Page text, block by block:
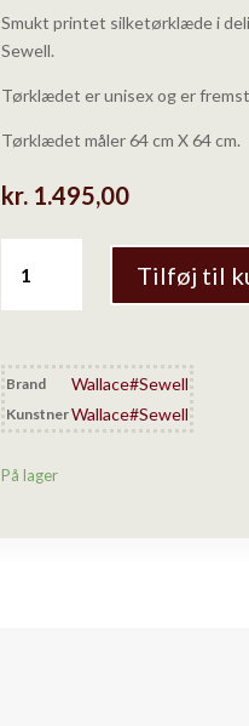
Smukt printet silketørklæde i
Sewell.
Tørklædet er unisex og er
Tørklædet måler 64 cm X 64 cm.
kr. 1.495,00
Wallace#Sewell
Oblique
tørklæde
(orange/brun)
antal
Tilføj til
Brand Wallace#Sewell
KunstnerWallace#Sewell
På lager